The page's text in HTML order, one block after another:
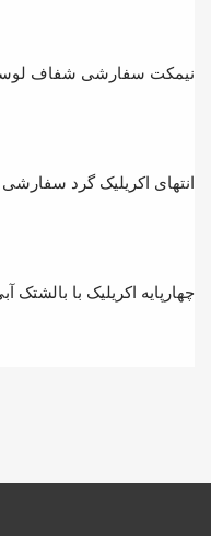
نیمکت سفارشی شفاف
انتهای اکریلیک گرد سفارشی
چهارپایه اکریلیک با بالشتک